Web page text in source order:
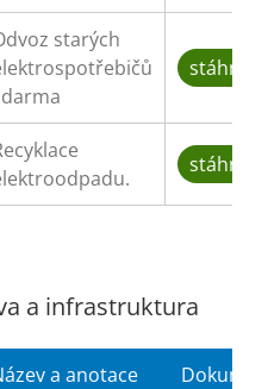
starých
a infrastruktura
a anotace